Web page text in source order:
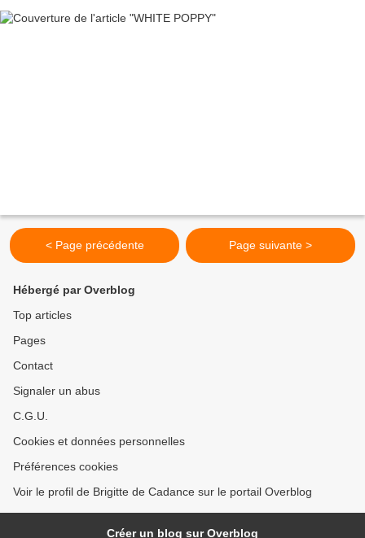
< Page précédente Page suivante >
Hébergé par Overblog
Top articles
Pages
Contact
Signaler un abus
C.G.U.
Cookies et données personnelles
Préférences cookies
Voir le profil de Brigitte de Cadance sur le portail Overblog
Créer un blog sur Overblog